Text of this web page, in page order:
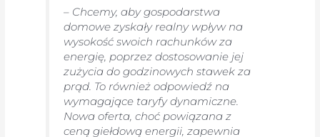
– Chcemy, aby gospodarstwa
domowe zyskały realny wpływ na
wysokość swoich rachunków za
energię, poprzez dostosowanie jej
zużycia do godzinowych stawek za
prąd. To również odpowiedź na
wymagające taryfy dynamiczne.
Nowa oferta, choć powiązana z
ceną giełdową energii, zapewnia